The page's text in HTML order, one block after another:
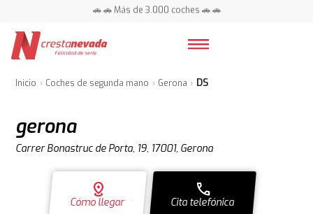
📍 Centros en toda España ⭐
Inicio Coches de segunda mano Gerona DS
gerona
Carrer Bonastruc de Porta, 19, 17001, Gerona
distance
Cómo llegar
call
Cita telefónica